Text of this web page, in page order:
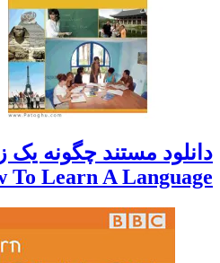
دانلود مستند چگونه یک
To Learn A Language